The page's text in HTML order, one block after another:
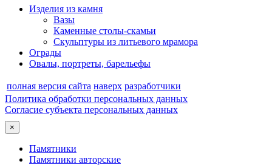
Изделия из камня
Вазы
Каменные столы-скамьи
Скульптуры из литьевого мрамора
Ограды
Овалы, портреты, барельефы
полная версия сайта наверх разработчики
Политика обработки персональных данных
Согласие субъекта персональных данных
×
Памятники
Памятники авторские